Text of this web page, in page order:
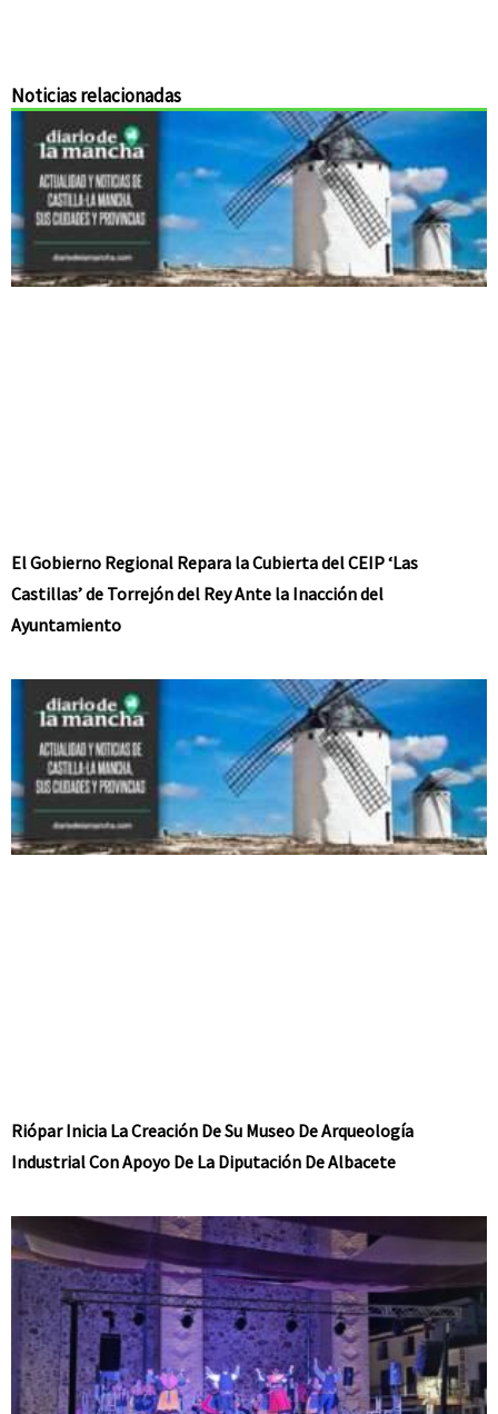
Noticias relacionadas
El Gobierno Regional Repara la Cubierta del CEIP ‘Las
Castillas’ de Torrejón del Rey Ante la Inacción del
Ayuntamiento
Riópar Inicia La Creación De Su Museo De Arqueología
Industrial Con Apoyo De La Diputación De Albacete